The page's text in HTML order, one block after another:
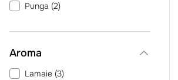
Punga (2)
Aroma
Lamaie (3)